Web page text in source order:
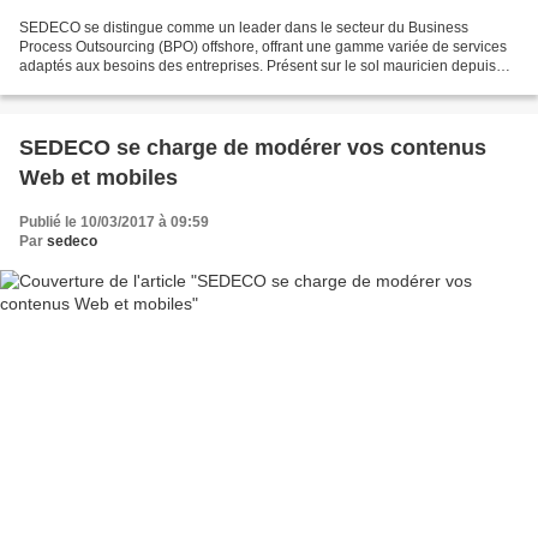
SEDECO se distingue comme un leader dans le secteur du Business
Process Outsourcing (BPO) offshore, offrant une gamme variée de services
adaptés aux besoins des entreprises. Présent sur le sol mauricien depuis
SEDECO se charge de modérer vos contenus
Web et mobiles
Publié le 10/03/2017 à 09:59
Par sedeco